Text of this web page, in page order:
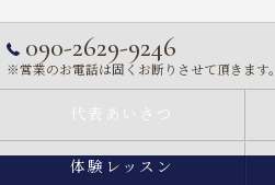
090-2629-9246
※営業のお電話は固くお断りさせて頂きます。
代表あいさつ
体験レッスン